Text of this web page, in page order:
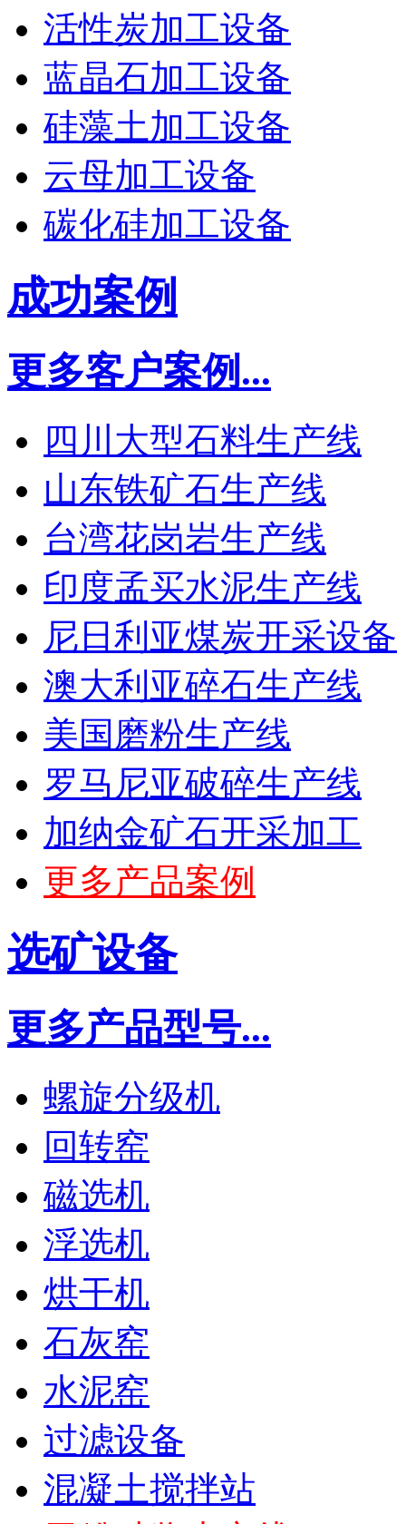
活性炭加工设备
蓝晶石加工设备
硅藻土加工设备
云母加工设备
碳化硅加工设备
成功案例
更多客户案例...
四川大型石料生产线
山东铁矿石生产线
台湾花岗岩生产线
印度孟买水泥生产线
尼日利亚煤炭开采设备
澳大利亚碎石生产线
美国磨粉生产线
罗马尼亚破碎生产线
加纳金矿石开采加工
更多产品案例
选矿设备
更多产品型号...
螺旋分级机
回转窑
磁选机
浮选机
烘干机
石灰窑
水泥窑
过滤设备
混凝土搅拌站